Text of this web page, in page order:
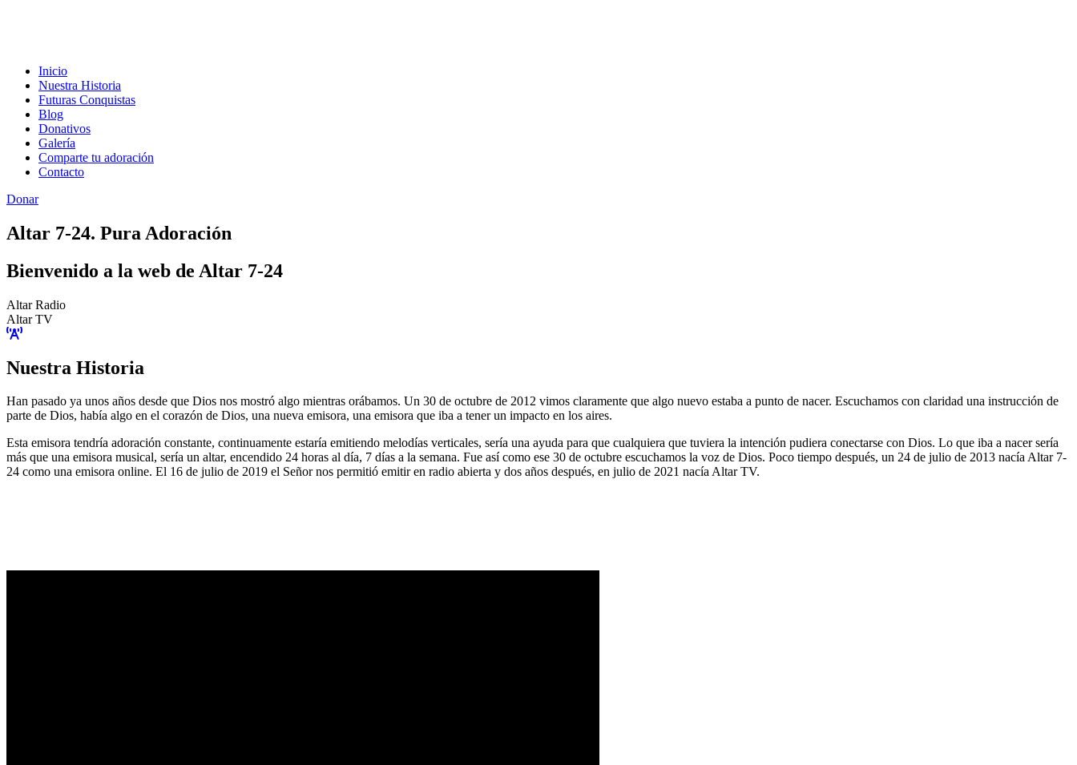
Inicio
Nuestra Historia
Futuras Conquistas
Blog
Donativos
Galería
Comparte tu adoración
Contacto
Donar
Altar 7-24. Pura Adoración
Bienvenido a la web de Altar 7-24
Altar Radio
Altar TV
Nuestra Historia
Han pasado ya unos años desde que Dios nos mostró algo mientras orábamos. Un 30 de octubre de 2012 vimos claramente que algo nuevo estaba a punto de nacer. Escuchamos con claridad una instrucción de
parte de Dios, había algo en el corazón de Dios, una nueva emisora, una emisora que iba a tener un impacto en los aires.
Esta emisora tendría adoración constante, continuamente estaría emitiendo melodías verticales, sería una ayuda para que cualquiera que tuviera la intención pudiera conectarse con Dios. Lo que iba a nacer sería
más que una emisora musical, sería un altar, encendido 24 horas al día, 7 días a la semana. Fue así como ese 30 de octubre escuchamos la voz de Dios. Poco tiempo después, un 24 de julio de 2013 nacía Altar 7-
24 como una emisora online. El 16 de julio de 2019 el Señor nos permitió emitir en radio abierta y dos años después, en julio de 2021 nacía Altar TV.